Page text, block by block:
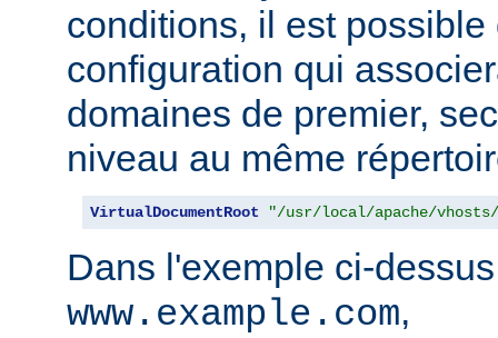
conditions, il est
configuration qui
domaines de premier,
niveau au même
VirtualDocumentRoot "/usr/local/apache/vhosts/
Dans l'exemple ci-
www.example.com,